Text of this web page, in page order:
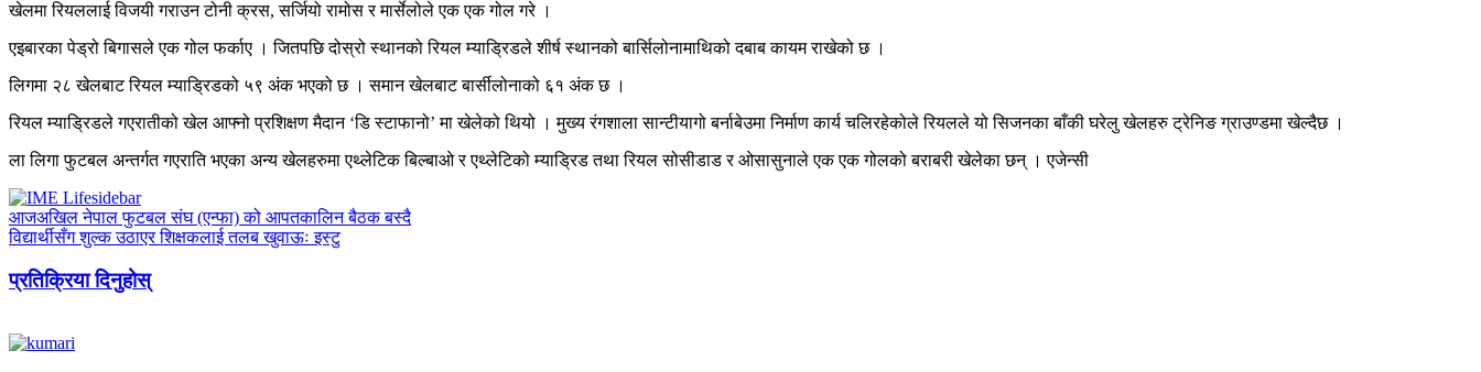
खेलमा रियललाई विजयी गराउन टोनी क्रस, सर्जियो रामोस र मार्सेलोले एक एक गोल गरे ।
एइबारका पेड्रो बिगासले एक गोल फर्काए । जितपछि दोस्रो स्थानको रियल म्याड्रिडले शीर्ष स्थानको बार्सिलोनामाथिको दबाब कायम राखेको छ ।
लिगमा २८ खेलबाट रियल म्याड्रिडको ५९ अंक भएको छ । समान खेलबाट बार्सीलोनाको ६१ अंक छ ।
रियल म्याड्रिडले गएरातीको खेल आफ्नो प्रशिक्षण मैदान ‘डि स्टाफानो’ मा खेलेको थियो । मुख्य रंगशाला सान्टीयागो बर्नाबेउमा निर्माण कार्य चलिरहेकोले रियलले यो सिजनका बाँकी घरेलु खेलहरु ट्रेनिङ ग्राउण्डमा खेल्दैछ ।
ला लिगा फुटबल अन्तर्गत गएराति भएका अन्य खेलहरुमा एथ्लेटिक बिल्बाओ र एथ्लेटिको म्याड्रिड तथा रियल सोसीडाड र ओसासुनाले एक एक गोलको बराबरी खेलेका छन् । एजेन्सी
आजअखिल नेपाल फुटबल संघ (एन्फा) को आपतकालिन बैठक बस्दै
विद्यार्थीसँग शुल्क उठाएर शिक्षकलाई तलब खुवाऊः इस्टु
प्रतिक्रिया दिनुहोस्